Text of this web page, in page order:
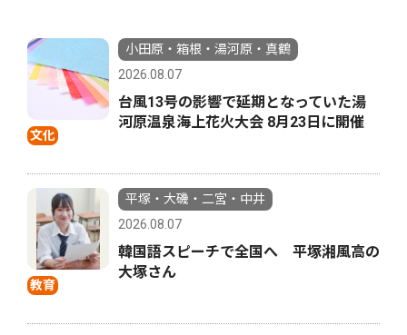
文化
小田原・箱根・湯河原・真鶴
2026.08.07
台風13号の影響で延期となっていた湯
河原温泉海上花火大会 8月23日に開催
教育
平塚・大磯・二宮・中井
2026.08.07
韓国語スピーチで全国へ 平塚湘風高の
大塚さん